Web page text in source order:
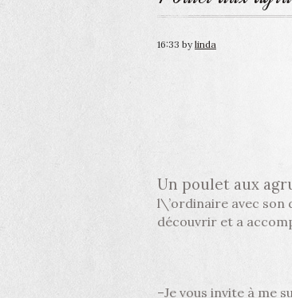
16:33 bylinda
Un poulet aux
l\’ordinaire avec son
découvrir et a
–Je vous invite à me